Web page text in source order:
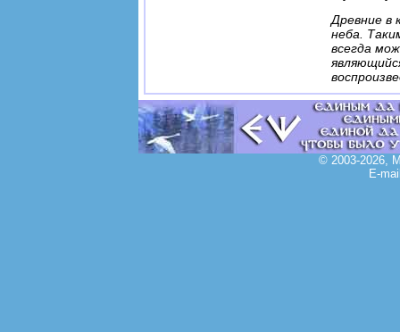
Древние в
неба.
всегда
© 2003-2026,
E-